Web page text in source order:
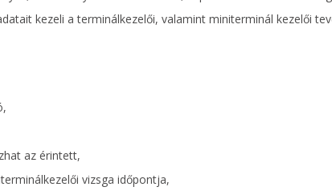
kezeli a terminálkezelői, valamint miniterminál kezelői
az érintett,
vizsga időpontja,